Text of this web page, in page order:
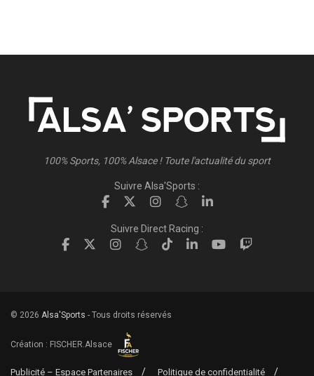
100% Sports, 100% Alsace ! Toute l'actualité du sport
Suivre Alsa'Sports :
Suivre Direct Racing :
© 2026 Alsa'Sports - Tous droits réservés
Création : FISCHER.Alsace
Publicité – Espace Partenaires Politique de confidentialité